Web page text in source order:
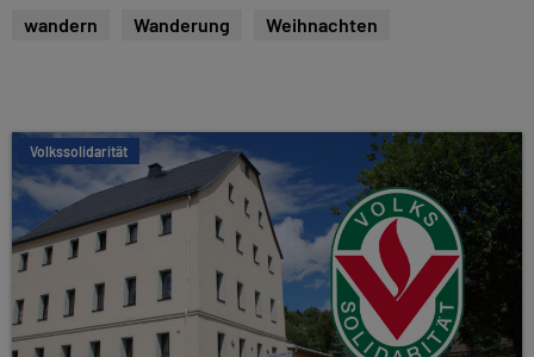
wandern Wanderung Weihnachten
Volkssolidarität